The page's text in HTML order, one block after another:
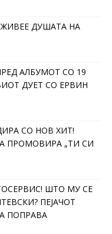
ДУШАТА НА
АЛБУМОТ СО 19
ДУЕТ СО ЕРВИН
СО НОВ ХИТ!
ПРОМОВИРА „ТИ СИ
ШТО МУ СЕ
ПЕЈАЧОТ
ПОПРАВА